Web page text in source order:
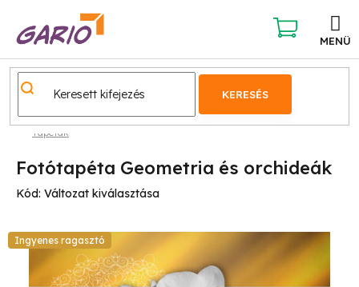
KERESÉS
KOSÁR
Tapéták
Fotótapéta Geometria és orchideák
Kód: Változat kiválasztása
Ingyenes ragasztó